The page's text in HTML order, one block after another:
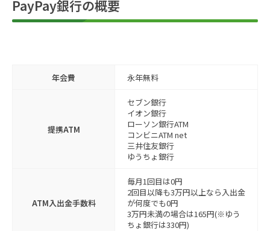
PayPay銀行の概要
年会費 永年無料
提携ATM
セブン銀行
イオン銀行
ローソン銀行ATM
コンビニATM net
三井住友銀行
ゆうちょ銀行
ATM入出金手数料
毎月1回目は0円
2回目以降も3万円以上なら入出金
が何度でも0円
3万円未満の場合は165円(※ゆう
ちょ銀行は330円)